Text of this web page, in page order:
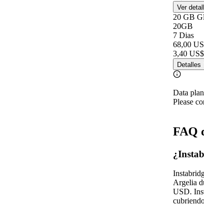
Ver
20 GB
20GB
7 Dias
68,00
3,40 US$
Detalles
Data
Please
FAQ
Argelia
USD.